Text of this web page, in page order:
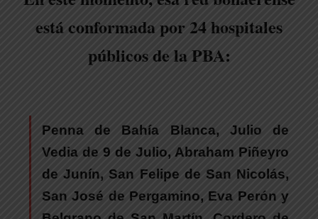
está conformada por 24 hospitales
públicos de la PBA:
Penna de Bahía Blanca, Julio de
Vedia de 9 de Julio, Abraham Piñeyro
de Junín, San Felipe de San Nicolás,
San José de Pergamino, Eva Perón y